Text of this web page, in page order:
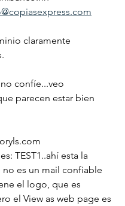
claramente
confíe...veo
parecen estar bien
TEST1..ahí esta la
no es un mail confiable
el logo, que es
el View as web page es